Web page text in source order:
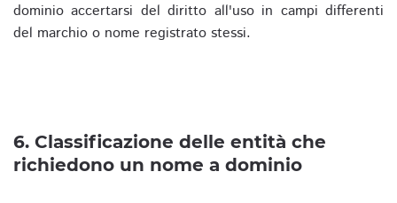
dominio accertarsi del diritto all'uso in campi differenti
del marchio o nome registrato stessi.
6. Classificazione delle entità che
richiedono un nome a dominio